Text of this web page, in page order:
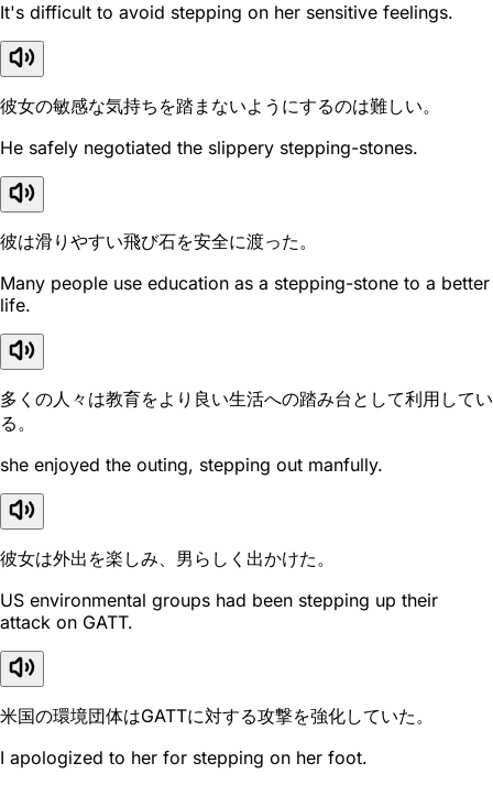
It's difficult to avoid stepping on her sensitive feelings.
彼女の敏感な気持ちを踏まないようにするのは難しい。
He safely negotiated the slippery stepping-stones.
彼は滑りやすい飛び石を安全に渡った。
Many people use education as a stepping-stone to a better
life.
多くの人々は教育をより良い生活への踏み台として利用してい
る。
she enjoyed the outing, stepping out manfully.
彼女は外出を楽しみ、男らしく出かけた。
US environmental groups had been stepping up their
attack on GATT.
米国の環境団体はGATTに対する攻撃を強化していた。
I apologized to her for stepping on her foot.